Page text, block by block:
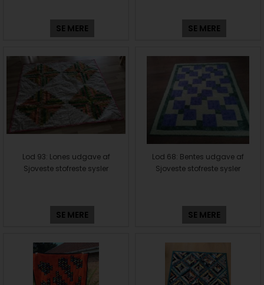
SE MERE SE MERE
Lod 93: Lones udgave af
Sjoveste stofreste sysler
SE MERE
Lod 68: Bentes udgave af
Sjoveste stofreste sysler
SE MERE